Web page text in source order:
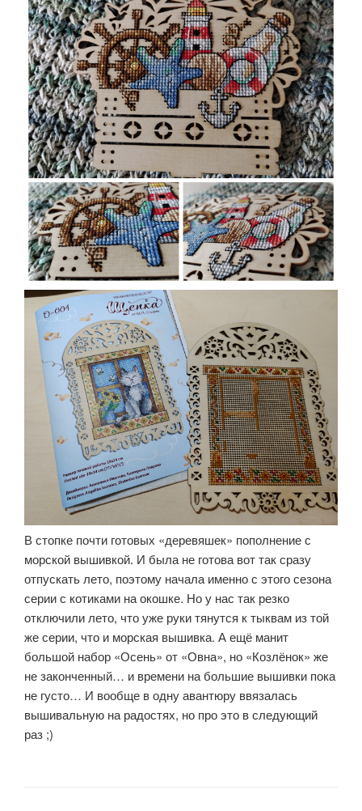
В стопке почти готовых «деревяшек» пополнение с
морской вышивкой. И была не готова вот так сразу
отпускать лето, поэтому начала именно с этого сезона
серии с котиками на окошке. Но у нас так резко
отключили лето, что уже руки тянутся к тыквам из той
же серии, что и морская вышивка. А ещё манит
большой набор «Осень» от «Овна», но «Козлёнок» же
не законченный… и времени на большие вышивки пока
не густо… И вообще в одну авантюру ввязалась
вышивальную на радостях, но про это в следующий
раз ;)